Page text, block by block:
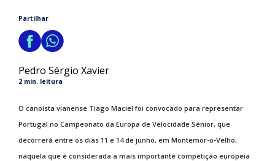
Partilhar
Pedro Sérgio Xavier
2 min. leitura
O canoísta vianense Tiago Maciel foi convocado para representar
Portugal no Campeonato da Europa de Velocidade Sénior, que
decorrerá entre os dias 11 e 14 de junho, em Montemor-o-Velho,
naquela que é considerada a mais importante competição europeia